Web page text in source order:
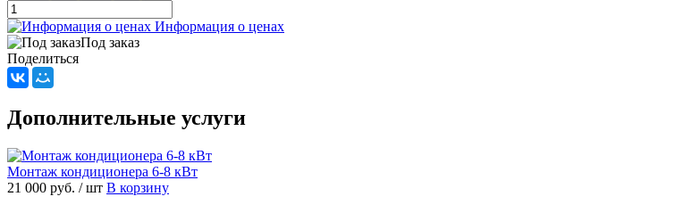
Информация о ценах
Под заказ
Поделиться
Дополнительные услуги
Монтаж кондиционера 6-8 кВт
21 000 руб. / шт В корзину